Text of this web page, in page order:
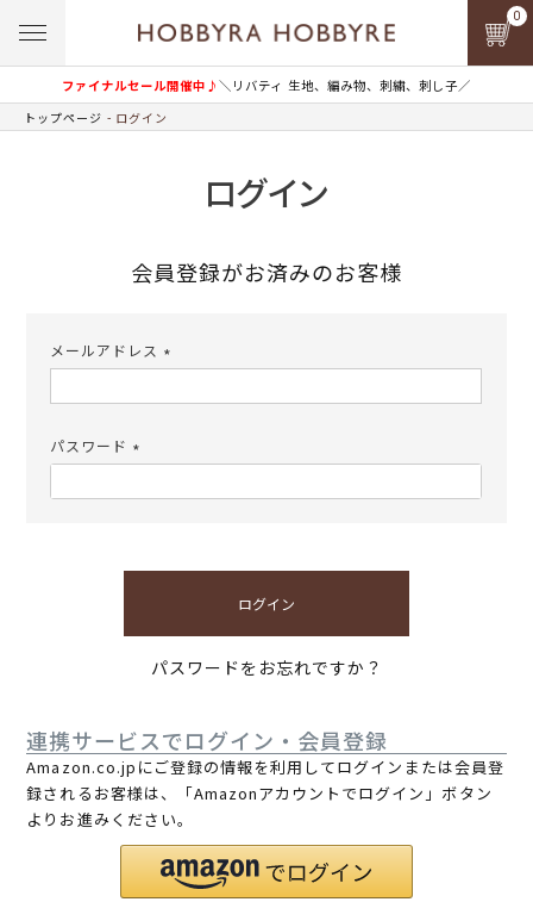
ファイナルセール開催中♪＼リバティ 生地、編み物、刺繍、刺し子／
0
トップページ ログイン
ログイン
会員登録がお済みのお客様
メールアドレス
須)
パスワード
須)
ログイン
パスワードをお忘れですか？
連携サービスでログイン・会員登録
Amazon.co.jpにご登録の情報を利用してログインまたは会員登
録されるお客様は、「Amazonアカウントでログイン」ボタン
よりお進みください。